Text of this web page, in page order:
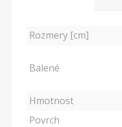
Rozmery [cm]
Balené
Hmotnost
Povrch